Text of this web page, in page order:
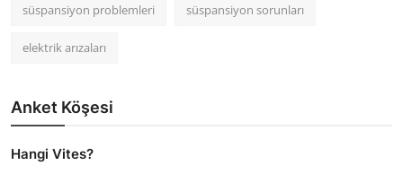
süspansiyon problemleri süspansiyon sorunları
elektrik arızaları
Anket Köşesi
Hangi Vites?